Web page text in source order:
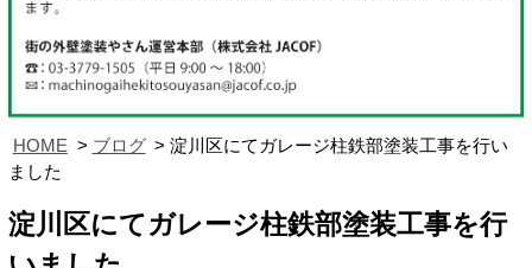
HOME ブログ
淀川区にてガレージ柱鉄部塗装工事を行い
ました
淀川区にてガレージ柱鉄部塗装工事を行